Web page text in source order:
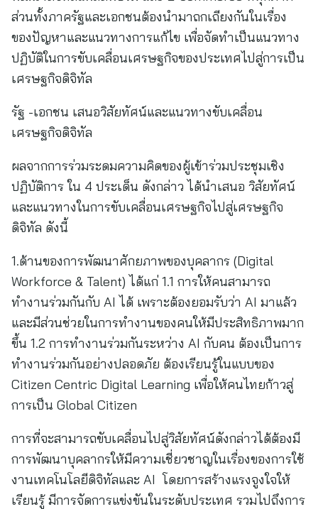
ส่วนทั้งภาครัฐและเอกชนต้องนำมาถกเถียงกันในเรื่อง
ของปัญหาและแนวทางการแก้ไข เพื่อจัดทำเป็นแนวทาง
ปฏิบัติในการขับเคลื่อนเศรษฐกิจของประเทศไปสู่การเป็น
เศรษฐกิจดิจิทัล
รัฐ -เอกชน เสนอวิสัยทัศน์และแนวทางขับเคลื่อน
เศรษฐกิจดิจิทัล
ผลจากการร่วมระดมความคิดของผู้เข้าร่วมประชุมเชิง
ปฏิบัติการ ใน 4 ประเด็น ดังกล่าว ได้นำเสนอ วิสัยทัศน์
และแนวทางในการขับเคลื่อนเศรษฐกิจไปสู่เศรษฐกิจ
ดิจิทัล ดังนี้
1.ด้านของการพัฒนาศักยภาพของบุคลากร (Digital
Workforce & Talent) ได้แก่ 1.1 การให้คนสามารถ
ทำงานร่วมกันกับ AI ได้ เพราะต้องยอมรับว่า AI มาแล้ว
และมีส่วนช่วยในการทำงานของคนให้มีประสิทธิภาพมาก
ขึ้น 1.2 การทำงานร่วมกันระหว่าง AI กับคน ต้องเป็นการ
ทำงานร่วมกันอย่างปลอดภัย ต้องเรียนรู้ในแบบของ
Citizen Centric Digital Learning เพื่อให้คนไทยก้าวสู่
การเป็น Global Citizen
การที่จะสามารถขับเคลื่อนไปสู่วิสัยทัศน์ดังกล่าวได้ต้องมี
การพัฒนาบุคลากรให้มีความเชี่ยวชาญในเรื่องของการใช้
งานเทคโนโลยีดิจิทัลและ AI โดยการสร้างแรงจูงใจให้
เรียนรู้ มีการจัดการแข่งขันในระดับประเทศ รวมไปถึงการ